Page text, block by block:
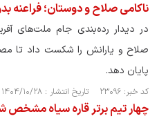
ناکامی صلاح و دوستان؛ فراعنه
در دیدار رده‌بندی جام ملت‌های
صلاح و یارانش را شکست داد تا
پایان دهد.
کد خبر: ۲۳۰۹۶ تاریخ انتشار : ۱۴۰۴/۱۰/۲۸
چهار تیم برتر قاره سیاه مشخص